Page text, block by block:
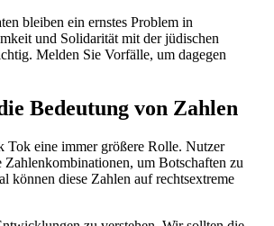
bleiben ein ernstes Problem in
und Solidarität mit der jüdischen
Melden Sie Vorfälle, um dagegen
Bedeutung von Zahlen
Tok eine immer größere Rolle. Nutzer
Zahlenkombinationen, um Botschaften zu
können diese Zahlen auf rechtsextreme